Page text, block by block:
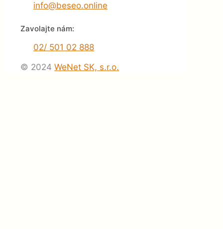
info@beseo.online
Zavolajte nám:
02/ 501 02 888
© 2024 WeNet SK, s.r.o.